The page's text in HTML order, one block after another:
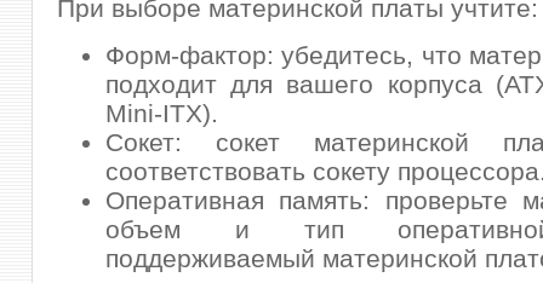
При выборе материнской платы учтите:
Форм-фактор: убедитесь, что
подходит для вашего корпуса
Mini-ITX).
Сокет: сокет материнской
соответствовать сокету
Оперативная память: проверьте
объем и тип
поддерживаемый материнской